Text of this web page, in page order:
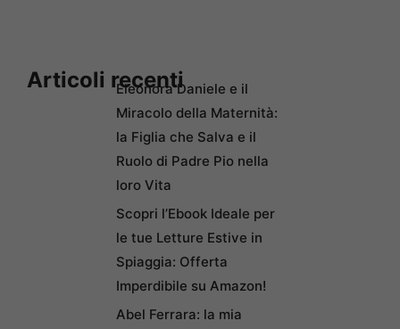
Articoli recentiEleonora Daniele e il
Miracolo della Maternità:
la Figlia che Salva e il
Ruolo di Padre Pio nella
loro Vita
Scopri l’Ebook Ideale per
le tue Letture Estive in
Spiaggia: Offerta
Imperdibile su Amazon!
Abel Ferrara: la mia